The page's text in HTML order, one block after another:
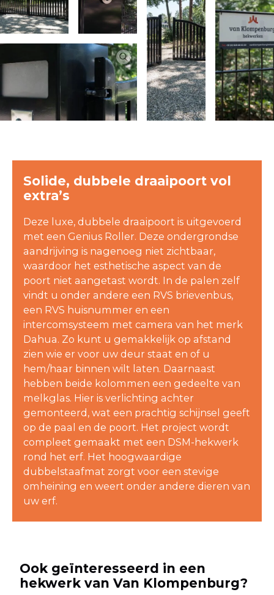
Solide, dubbele draaipoort vol
extra’s
Deze luxe, dubbele draaipoort is uitgevoerd
met een Genius Roller. Deze ondergrondse
aandrijving is nagenoeg niet zichtbaar,
waardoor het esthetische aspect van de
poort niet aangetast wordt. In de palen zelf
vindt u onder andere een RVS brievenbus,
een RVS huisnummer en een
intercomsysteem met camera van het merk
Dahua. Zo kunt u gemakkelijk op afstand
zien wie er voor uw deur staat en of u
hem/haar binnen wilt laten. Daarnaast
hebben beide kolommen een gedeelte van
melkglas. Hier is verlichting achter
gemonteerd, wat een prachtig schijnsel geeft
op de paal en de poort. Het project wordt
compleet gemaakt met een DSM-hekwerk
rond het erf. Het hoogwaardige
dubbelstaafmat zorgt voor een stevige
omheining en weert onder andere dieren van
uw erf.
Ook geïnteresseerd in een
hekwerk van Van Klompenburg?